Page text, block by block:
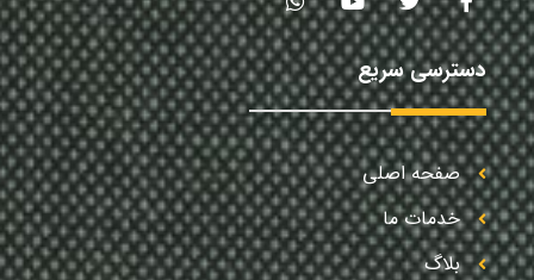
دسترسی سریع
صفحه اصلی
خدمات ما
بلاگ